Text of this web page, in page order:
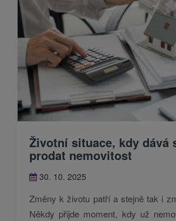
Životní situace, kdy dává
prodat nemovitost
30. 10. 2025
Změny k životu patří a stejně tak i
Někdy přijde moment, kdy už